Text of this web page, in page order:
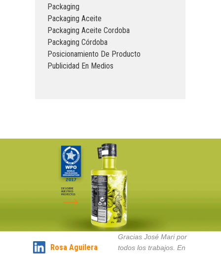
Packaging
Packaging Aceite
Packaging Aceite Cordoba
Packaging Córdoba
Posicionamiento De Producto
Publicidad En Medios
DESCUBRE
NUESTROS
PROYECTOS
Rosa Aguilera
Gracias José Mari por
todos los trabajos. En